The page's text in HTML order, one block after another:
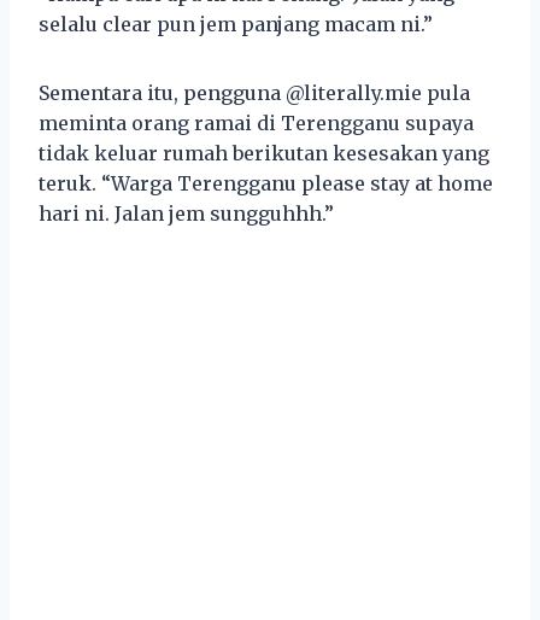
selalu clear pun jem panjang macam ni.”
Sementara itu, pengguna @literally.mie pula
meminta orang ramai di Terengganu supaya
tidak keluar rumah berikutan kesesakan yang
teruk. “Warga Terengganu please stay at home
hari ni. Jalan jem sungguhhh.”